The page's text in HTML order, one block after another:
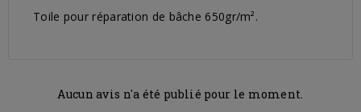
Toile pour réparation de bâche 650gr/m².
Aucun avis n'a été publié pour le moment.